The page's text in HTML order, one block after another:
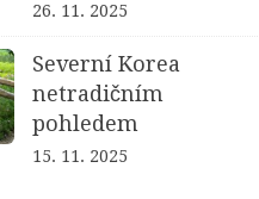
26. 11. 2025
Severní Korea
netradičním
pohledem
15. 11. 2025